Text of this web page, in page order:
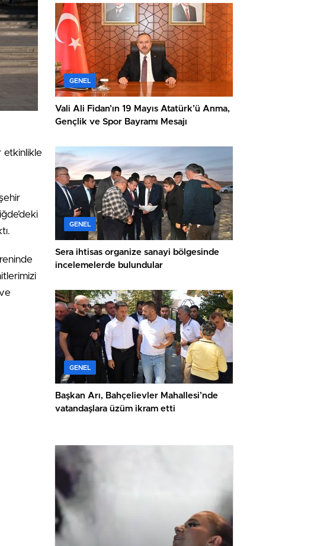
etkinlikle
GENEL
Vali Ali Fidan’ın 19 Mayıs Atatürk’ü Anma,
Gençlik ve Spor Bayramı Mesajı
GENEL
Sera ihtisas organize sanayi bölgesinde
incelemelerde bulundular
GENEL
Başkan Arı, Bahçelievler Mahallesi’nde
vatandaşlara üzüm ikram etti